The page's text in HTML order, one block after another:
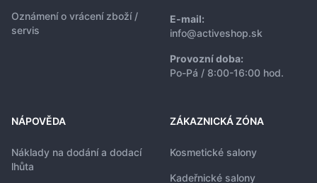
Oznámení o vrácení zboží /
servis
E-mail:
info@activeshop.sk
Provozní doba:
Po-Pá / 8:00-16:00 hod.
NÁPOVĚDA
Náklady na dodání a dodací
lhůta
ZÁKAZNICKÁ ZÓNA
Kosmetické salony
Kadeřnické salony